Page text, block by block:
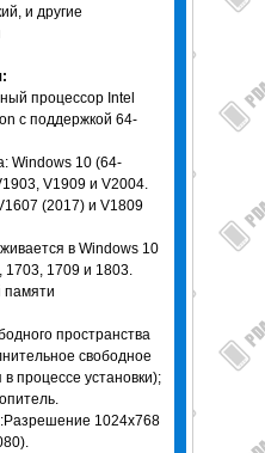
и другие
процессор Intel
с поддержкой 64-
Windows 10 (64-
V1909 и V2004.
(2017) и V1809
в Windows 10
1703, 1709 и 1803.
памяти
пространства
свободное
процессе установки);
1024x768